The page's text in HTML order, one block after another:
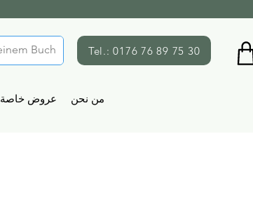
Tel.: 0176 76 89 75 30
عروض خاصة من نحن